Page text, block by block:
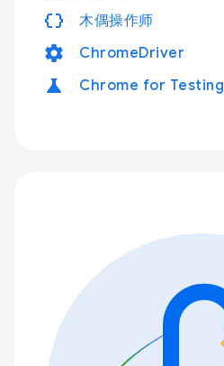
data_object 木偶操作师
settings ChromeDriver
science Chrome for Testing